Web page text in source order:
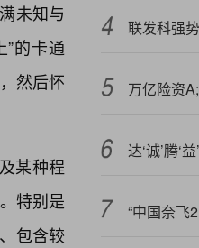
未知与
的卡通
然后怀
某种程
特别是
包含较